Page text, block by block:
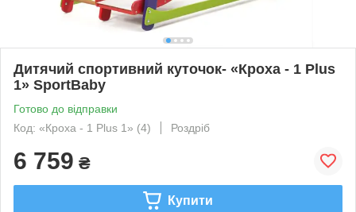
Дитячий спортивний куточок- «Кроха - 1 Plus
1» SportBaby
Готово до відправки
Код: «Кроха - 1 Plus 1» (4)
Роздріб
6 759 ₴
Купити